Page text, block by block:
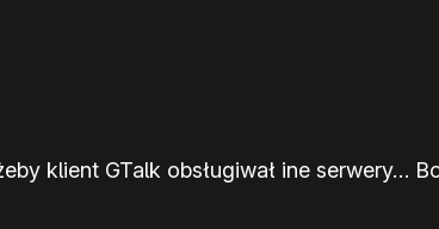
klient GTalk obsługiwał ine serwery…